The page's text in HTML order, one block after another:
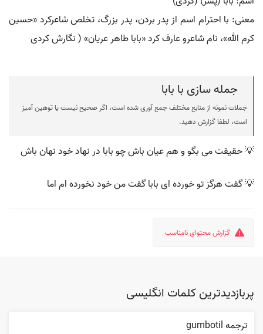
معنی: با احترام اسم از پدر بردن، پدر بزرگ، تخلص شاعرکرد «حسین
کرم الله»، نام شاعرو عارف کرد «بابا طاهر عریان» ( نگارش کردی
جمله سازی با بابا
جملات نمونه از منابع مختلف جمع آوری شده است، اگر صحیح نیست یا توهین آمیز
است، لطفا گزارش دهید.
💡 حقیقت می بگو و هم عیان باش چو بابا در نهاد خود نهان باش
💡 گفت هرگز تو خورده ای بابا گفت من خود نخورده ام اما
گزارش محتوای نامناسب
پربازدیدترین کلمات انگلیسی
ترجمه gumbotil